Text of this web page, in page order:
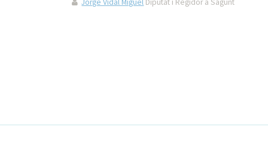
Jorge Vidal Miguel Diputat i Regidor a Sagunt